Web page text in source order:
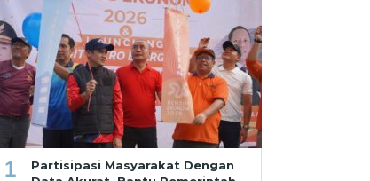
1
Partisipasi Masyarakat Dengan